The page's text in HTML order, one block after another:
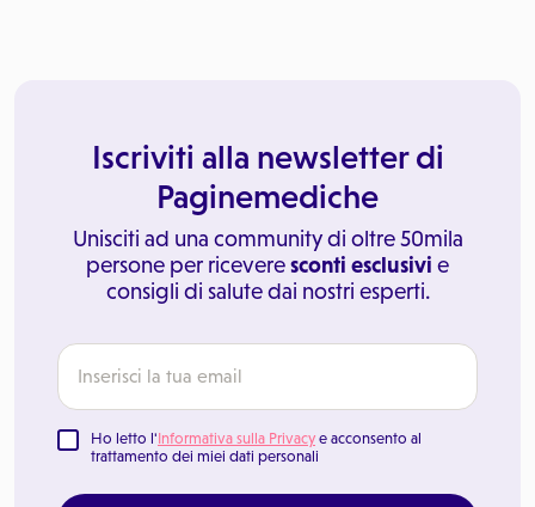
Iscriviti alla newsletter di
Paginemediche
Unisciti ad una community di oltre 50mila
persone per riceveresconti esclusivi e
consigli di salute dai nostri esperti.
Ho letto l'Informativa sulla Privacy e acconsento al
trattamento dei miei dati personali